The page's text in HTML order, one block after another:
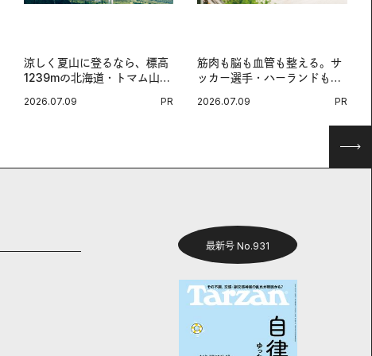
涼しく夏山に登るなら、標高
1239mの北海道・トマム山で
2026.07.09 PR
筋肉も脳も血管も整える。サ
ッカー選手・ハーランドも注
＆サバの“最強アスリート
2026.07.09 PR
最新号 No.931